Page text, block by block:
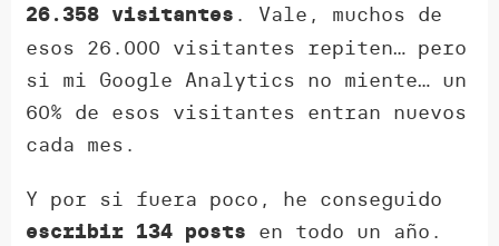
26.358 visitantes . Vale, muchos de
esos 26.000 visitantes repiten… pero
si mi Google Analytics no miente… un
60% de esos visitantes entran nuevos
cada mes.
Y por si fuera poco, he conseguido
escribir 134 posts en todo un año.